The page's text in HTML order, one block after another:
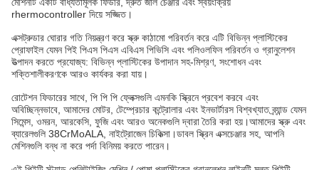
rhermocontroller দিয়ে সজ্জিত।
এক্সট্রুডার ঘোরার গতি নিয়ন্ত্রণ করে স্ক্রু কাঠামো পরিবর্তন করে এটি বিভিন্ন প্লাস্টিকের
প্রোফাইল যেমন পিই পিএস পিএস এবিএস পিভিসি এবং পলিওলফিন পরিবর্তন ও গ্রানুলেশন
উত্পাদন করতে প্রযোজ্য: বিভিন্ন প্লাস্টিকের উপাদান সহ-মিশ্রণ, সংশোধন এবং
শক্তিশালীকরণকে আরও কার্যকর করা যায়।
রোটেশন ফিডারের সাথে, পি পি পি ফ্লেক্সগুলি এমনকি স্ক্রিনে প্রবেশ করবে এবং
অবিচ্ছিন্নভাবে, আমাদের মোটর, টেম্প্রেচার কন্ট্রোলার এবং ইনভার্টারস বিশ্বখ্যাত ব্র্যান্ড যেমন
সিমেন্স, ওমরন, আরকেসি, ফুজি এবং আরও অনেকগুলি দ্বারা তৈরি করা হয়।আমাদের স্ক্রু এবং
ব্যারেলগুলি 38CrMoALA, নাইট্রোজেন চিকিত্সা।ডাবল স্ক্রিন এক্সচেঞ্জার সহ, আপনি
মেশিনগুলি বন্ধ না করে পর্দা বিনিময় করতে পারেন।